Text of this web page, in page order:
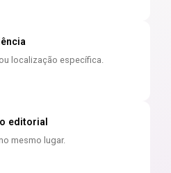
localização específica.
editorial
mesmo lugar.